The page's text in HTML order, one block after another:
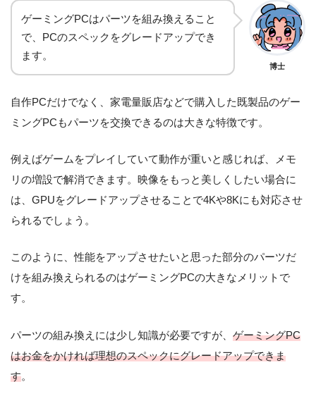
ゲーミングPCはパーツを組み換えること
で、PCのスペックをグレードアップでき
ます。
博士
自作PCだけでなく、家電量販店などで購入した既製品のゲー
ミングPCもパーツを交換できるのは大きな特徴です。
例えばゲームをプレイしていて動作が重いと感じれば、メモ
リの増設で解消できます。映像をもっと美しくしたい場合に
は、GPUをグレードアップさせることで4Kや8Kにも対応させ
られるでしょう。
このように、性能をアップさせたいと思った部分のパーツだ
けを組み換えられるのはゲーミングPCの大きなメリットで
す。
パーツの組み換えには少し知識が必要ですが、 ゲーミングPC
はお金をかければ理想のスペックにグレードアップできま
す。